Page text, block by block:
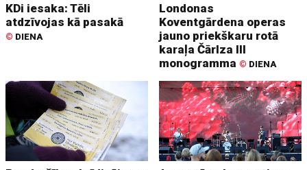
KDi iesaka: Tēli
atdzīvojas kā pasakā
© DIENA
Londonas
Koventgārdena operas
jauno priekškaru rotā
karaļa Čārlza III
monogramma © DIENA